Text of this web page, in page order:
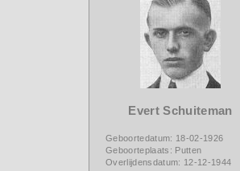
Evert Schuiteman
Geboortedatum: 18-02-1926
Geboorteplaats: Putten
Overlijdensdatum: 12-12-1944